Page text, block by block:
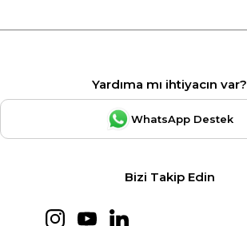
Yardıma mı ihtiyacın var?
WhatsApp Destek
Bizi Takip Edin